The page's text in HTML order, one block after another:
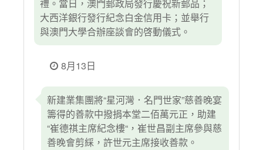
禮。當日，澳門郵政局發行慶祝新郵品；
大西洋銀行發行紀念白金信用卡；並舉行
與澳門大學合辦座談會的啓動儀式。
8月13日
新建業集團將“星河灣．名門世家”慈善晚宴
籌得的善款中撥捐本堂二佰萬元正，助建
“崔德祺主席紀念樓“，崔世昌副主席參與慈
善晚會剪綵，許世元主席接收善款。